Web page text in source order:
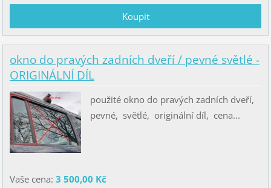
okno do pravých zadních dveří / pevné světlé -
ORIGINÁLNÍ DÍL
použité okno do pravých zadních dveří,
pevné, světlé, originální díl, cena...
Vaše cena: 3 500,00 Kč